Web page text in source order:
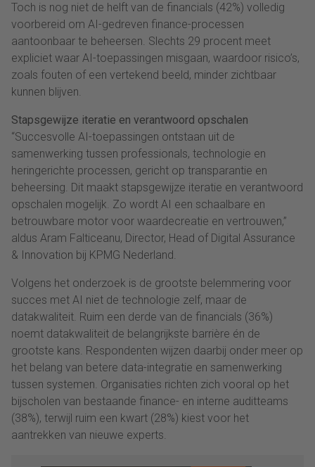
Toch is nog niet de helft van de financials (42%) volledig
voorbereid om AI-gedreven finance-processen
aantoonbaar te beheersen. Slechts 29 procent meet
expliciet waar AI-toepassingen misgaan, waardoor risico’s,
zoals fouten of een vertekend beeld, minder zichtbaar
kunnen blijven.
Stapsgewijze iteratie en verantwoord opschalen
“Succesvolle AI-toepassingen ontstaan uit de
samenwerking tussen professionals, technologie en
heringerichte processen, gericht op transparantie en
beheersing. Dit maakt stapsgewijze iteratie en verantwoord
opschalen mogelijk. Zo wordt AI een schaalbare en
betrouwbare motor voor waardecreatie en vertrouwen,”
aldus Aram Falticeanu, Director, Head of Digital Assurance
& Innovation bij KPMG Nederland.
Volgens het onderzoek is de grootste belemmering voor
succes met AI niet de technologie zelf, maar de
datakwaliteit. Ruim een derde van de financials (36%)
noemt datakwaliteit de belangrijkste barrière én de
grootste kans. Respondenten wijzen daarbij onder meer op
het belang van betere data-integratie en samenwerking
tussen systemen. Organisaties richten zich vooral op het
bijscholen van bestaande finance- en interne auditteams
(38%), terwijl ruim een kwart (28%) kiest voor het
aantrekken van nieuwe experts.